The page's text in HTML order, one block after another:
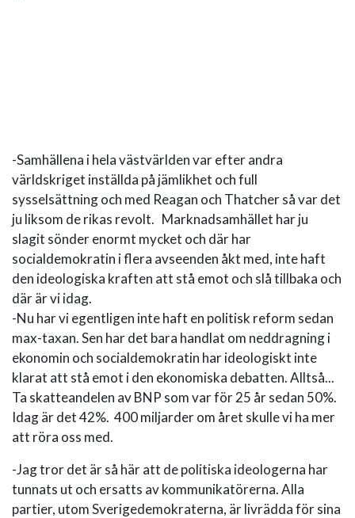
-Samhällena i hela västvärlden var efter andra
världskriget inställda på jämlikhet och full
sysselsättning och med Reagan och Thatcher så var det
ju liksom de rikas revolt. Marknadsamhället har ju
slagit sönder enormt mycket och där har
socialdemokratin i flera avseenden åkt med, inte haft
den ideologiska kraften att stå emot och slå tillbaka och
där är vi idag.
-Nu har vi egentligen inte haft en politisk reform sedan
max-taxan. Sen har det bara handlat om neddragning i
ekonomin och socialdemokratin har ideologiskt inte
klarat att stå emot i den ekonomiska debatten. Alltså...
Ta skatteandelen av BNP som var för 25 år sedan 50%.
Idag är det 42%. 400 miljarder om året skulle vi ha mer
att röra oss med.
-Jag tror det är så här att de politiska ideologerna har
tunnats ut och ersatts av kommunikatörerna. Alla
partier, utom Sverigedemokraterna, är livrädda för sina